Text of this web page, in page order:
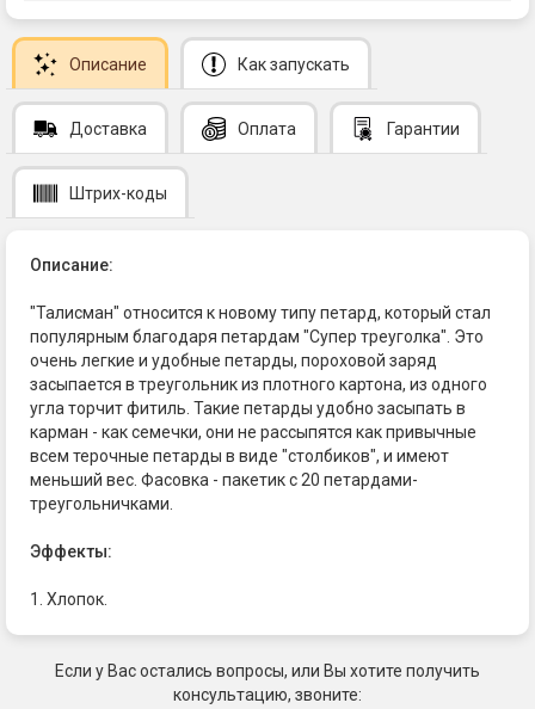
Описание Как запускать
Доставка Оплата Гарантии
Штрих-коды
Описание:
"Талисман" относится к новому типу петард, который стал
популярным благодаря петардам "Супер треуголка". Это
очень легкие и удобные петарды, пороховой заряд
засыпается в треугольник из плотного картона, из одного
угла торчит фитиль. Такие петарды удобно засыпать в
карман - как семечки, они не рассыпятся как привычные
всем терочные петарды в виде "столбиков", и имеют
меньший вес. Фасовка - пакетик с 20 петардами-
треугольничками.
Эффекты:
1. Хлопок.
Если у Вас остались вопросы, или Вы хотите получить
консультацию, звоните: